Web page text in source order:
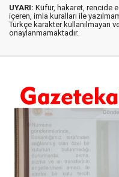
UYARI: Küfür, hakaret, rencide
içeren, imla kuralları ile
Türkçe karakter kullanılmayan
onaylanmamaktadır.